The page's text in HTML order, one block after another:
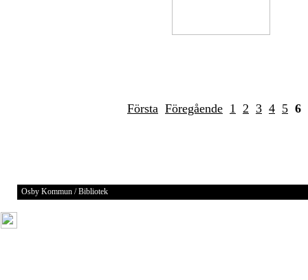
Första Föregående 1 2 3 4 5 6
Osby Kommun / Bibliotek